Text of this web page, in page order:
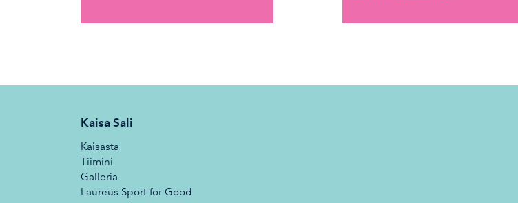
Kaisa Sali
Kaisasta
Tiimini
Galleria
Laureus Sport for Good